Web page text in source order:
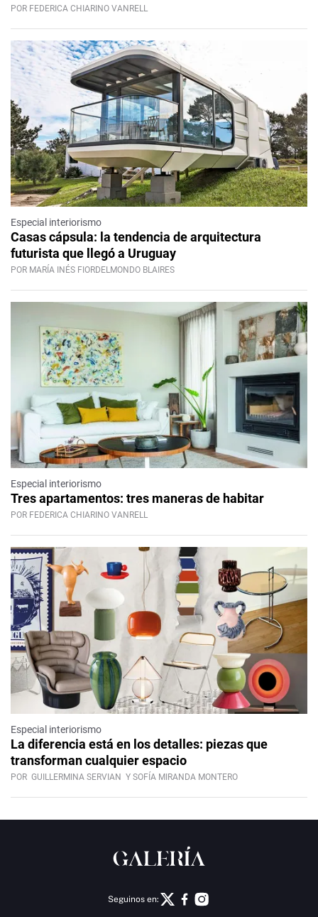
POR FEDERICA CHIARINO VANRELL
Especial interiorismo
Casas cápsula: la tendencia de arquitectura
futurista que llegó a Uruguay
POR MARÍA INÉS FIORDELMONDO BLAIRES
Especial interiorismo
Tres apartamentos: tres maneras de habitar
POR FEDERICA CHIARINO VANRELL
Especial interiorismo
La diferencia está en los detalles: piezas que
transforman cualquier espacio
POR GUILLERMINA SERVIAN Y SOFÍA MIRANDA MONTERO
Seguinos en: